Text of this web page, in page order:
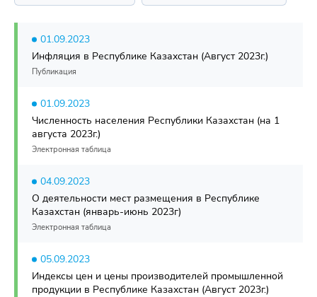
01.09.2023
Инфляция в Республике Казахстан (Август 2023г.)
Публикация
01.09.2023
Численность населения Республики Казахстан (на 1
августа 2023г.)
Электронная таблица
04.09.2023
О деятельности мест размещения в Республике
Казахстан (январь-июнь 2023г)
Электронная таблица
05.09.2023
Индексы цен и цены производителей промышленной
продукции в Республике Казахстан (Август 2023г.)